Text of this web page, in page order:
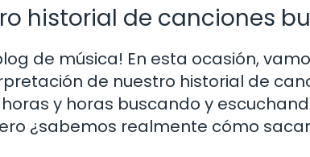
historial de canciones
de música! En esta ocasión,
de nuestro historial de
y horas buscando y
¿sabemos realmente cómo